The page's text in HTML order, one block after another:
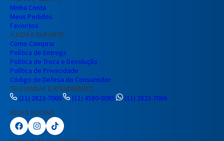
Minha Conta
Meus Pedidos
Favoritos
AJUDA E SUPORTE
Como Comprar
Política de Entrega
Política de Troca e Devolução
Política de Privacidade
Código de Defesa do Consumidor
TELEVENDAS E ATENDIMENTO
(11) 2823-7066
(11) 4580-0085
(11) 2823-7066
REDES SOCIAIS